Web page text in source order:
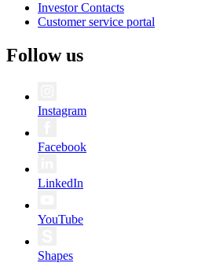
Investor Contacts
Customer service portal
Follow us
Instagram
Facebook
LinkedIn
YouTube
Shapes